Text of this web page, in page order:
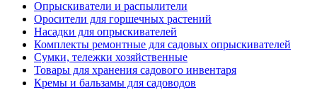
Опрыскиватели и распылители
Оросители для горшечных растений
Насадки для опрыскивателей
Комплекты ремонтные для садовых опрыскивателей
Сумки, тележки хозяйственные
Товары для хранения садового инвентаря
Кремы и бальзамы для садоводов